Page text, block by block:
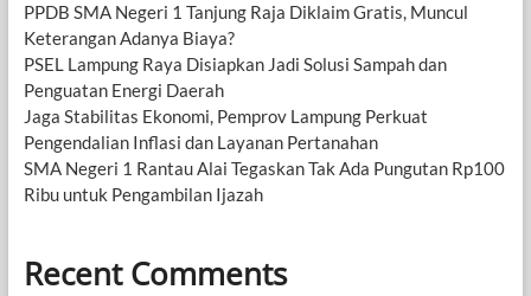
PPDB SMA Negeri 1 Tanjung Raja Diklaim Gratis, Muncul
Keterangan Adanya Biaya?
PSEL Lampung Raya Disiapkan Jadi Solusi Sampah dan
Penguatan Energi Daerah
Jaga Stabilitas Ekonomi, Pemprov Lampung Perkuat
Pengendalian Inflasi dan Layanan Pertanahan
SMA Negeri 1 Rantau Alai Tegaskan Tak Ada Pungutan Rp100
Ribu untuk Pengambilan Ijazah
Recent Comments